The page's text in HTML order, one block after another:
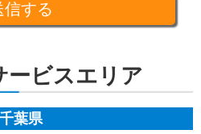
理的な範囲で速やかに対応いたします。個人
クセスなどの予防ならびに是正。当方は、お
き損、漏えいや不正アクセスなどのあらゆる
範の遵守
保護や通信の秘密に関する法令やガイドライ
および社内規程類を継続して改善します。
よび相談窓口
ービスエリア
千葉県